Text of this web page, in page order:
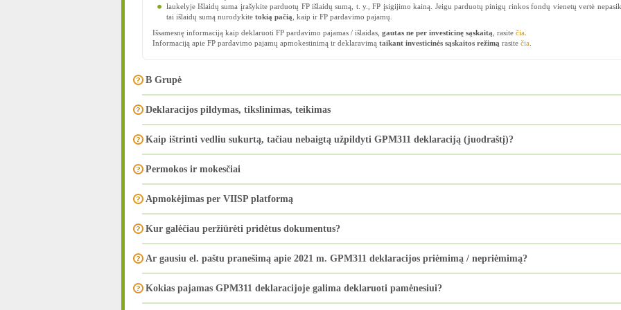
laukelyje Išlaidų suma įrašykite parduotų FP išlaidų sumą, t. y., FP įsigijimo kainą. Jeigu parduotų pinigų rinkos fondų vienetų vertė
tai išlaidų sumą nurodykitetokią pačią , kaip ir FP pardavimo pajamų.
Išsamesnę informaciją kaip deklaruoti FP pardavimo pajamas / išlaidas, gautas ne per investicinę sąskaitą , rasite čia.
Informaciją apie FP pardavimo pajamų apmokestinimą ir deklaravimą taikant investicinės sąskaitos režimą rasite čia.
B Grupė
Deklaracijos pildymas, tikslinimas, teikimas
Kaip ištrinti vedliu sukurtą, tačiau nebaigtą užpildyti GPM311 deklaraciją (juodraštį)?
Permokos ir mokesčiai
Apmokėjimas per VIISP platformą
Kur galėčiau peržiūrėti pridėtus dokumentus?
Ar gausiu el. paštu pranešimą apie 2021 m. GPM311 deklaracijos priėmimą / nepriėmimą?
Kokias pajamas GPM311 deklaracijoje galima deklaruoti pamėnesiui?